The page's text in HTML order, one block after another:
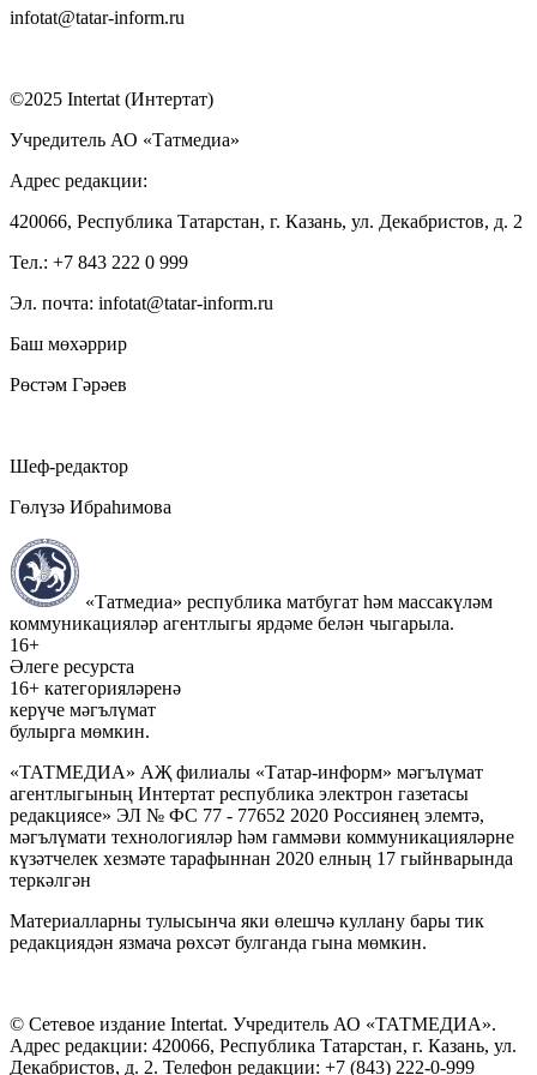
infotat@tatar-inform.ru
©2025 Intertat (Интертат)
Учредитель АО «Татмедиа»
Адрес редакции:
420066, Республика Татарстан, г. Казань, ул. Декабристов, д. 2
Тел.: +7 843 222 0 999
Эл. почта: infotat@tatar-inform.ru
Баш мөхәррир
Рөстәм Гәрәев
Шеф-редактор
Гөлүзә Ибраһимова
«Татмедиа» республика матбугат һәм массакүләм
коммуникацияләр агентлыгы ярдәме белән чыгарыла.
16+
Әлеге ресурста
16+ категорияләренә
керүче мәгълүмат
булырга мөмкин.
«ТАТМЕДИА» АҖ филиалы «Татар-информ» мәгълүмат
агентлыгының Интертат республика электрон газетасы
редакциясе» ЭЛ № ФС 77 - 77652 2020 Россиянең элемтә,
мәгълүмати технологияләр һәм гаммәви коммуникацияләрне
күзәтчелек хезмәте тарафыннан 2020 елның 17 гыйнварында
теркәлгән
Материалларны тулысынча яки өлешчә куллану бары тик
редакциядән язмача рөхсәт булганда гына мөмкин.
© Сетевое издание Intertat. Учредитель АО «ТАТМЕДИА».
Адрес редакции: 420066, Республика Татарстан, г. Казань, ул.
Декабристов, д. 2. Телефон редакции: +7 (843) 222-0-999